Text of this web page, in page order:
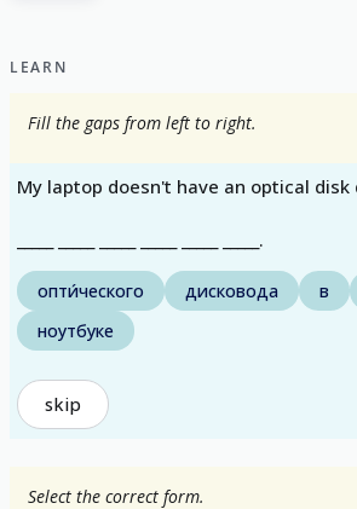
LEARN
Fill the gaps from left to right.
My laptop doesn't have an optical disk
_____ _____ _____ _____ _____ _____.
опти́ческого дисковода в
ноутбуке
skip
Select the correct form.